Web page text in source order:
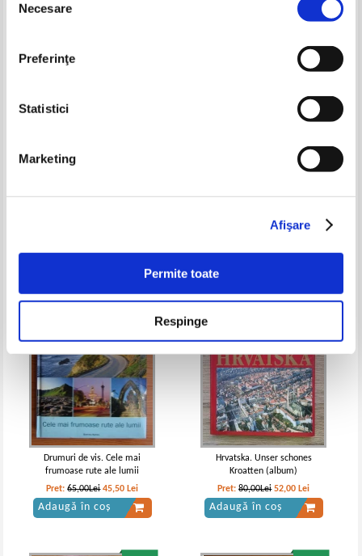
consimțământului
Necesare
Preferinţe
Statistici
Marketing
Afişare
Permite toate
Respinge
turistic
-35%
Drumuri de vis. Cele mai
frumoase rute ale lumii
Pret:65,00Lei 45,50 Lei
Adaugă în coș
Hrvatska. Unser schones
Kroatten (album)
Pret:80,00Lei 52,00 Lei
Adaugă în coș